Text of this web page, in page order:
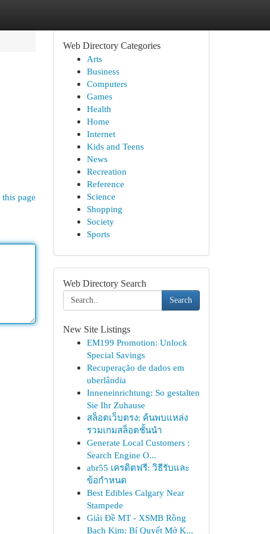
page
Web Directory Categories
Arts
Business
Computers
Games
Health
Home
Internet
Kids and Teens
News
Recreation
Reference
Science
Shopping
Society
Sports
Web Directory Search
Search
New Site Listings
EM199 Promotion: Unlock
Special Savings
Recuperação de dados em
uberlândia
Inneneinrichtung: So gestalten
Sie Ihr Zuhause
สล็อตเว็บตรง: ค้นพบแหล่ง
รวมเกมสล็อตชั้นนำ
Generate Local Customers :
Search Engine O...
abr55 เครดิตฟรี: วิธีรับและ
ข้อกำหนด
Best Edibles Calgary Near
Stampede
Giải Đề MT - XSMB Rồng
Bạch Kim: Bí Quyết Mở K...